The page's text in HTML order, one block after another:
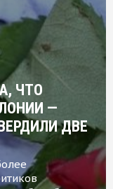
ЧТО
—
ДВЕ